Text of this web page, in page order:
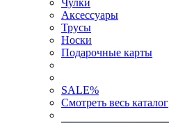
Чулки
Аксессуары
Трусы
Носки
Подарочные карты
SALE%
Смотреть весь каталог